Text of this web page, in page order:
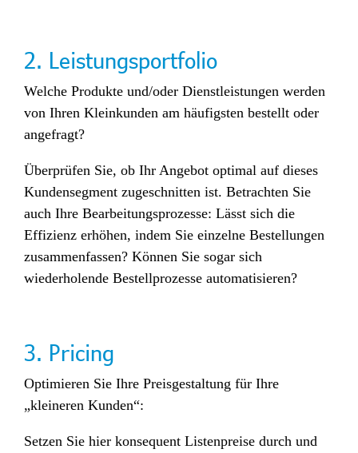
2. Leistungsportfolio
Welche Produkte und/oder Dienstleistungen werden
von Ihren Kleinkunden am häufigsten bestellt oder
angefragt?
Überprüfen Sie, ob Ihr Angebot optimal auf dieses
Kundensegment zugeschnitten ist. Betrachten Sie
auch Ihre Bearbeitungsprozesse: Lässt sich die
Effizienz erhöhen, indem Sie einzelne Bestellungen
zusammenfassen? Können Sie sogar sich
wiederholende Bestellprozesse automatisieren?
3. Pricing
Optimieren Sie Ihre Preisgestaltung für Ihre
„kleineren Kunden“:
Setzen Sie hier konsequent Listenpreise durch und